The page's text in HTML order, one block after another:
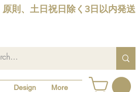
原則、土日祝日除く3日以内発送
Design More